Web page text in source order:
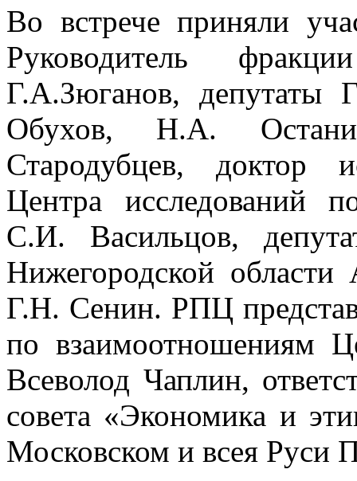
Во встрече приняли
Руководитель
Г.А.Зюганов,
Обухов, Н.А.
Стародубцев, доктор
Центра исследований
С.И. Васильцов,
Нижегородской
Г.Н. Сенин. РПЦ
по взаимоотношениям
Всеволод Чаплин,
совета «Экономика и
Московском и всея